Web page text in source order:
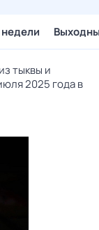
тыквы и
2025 года в